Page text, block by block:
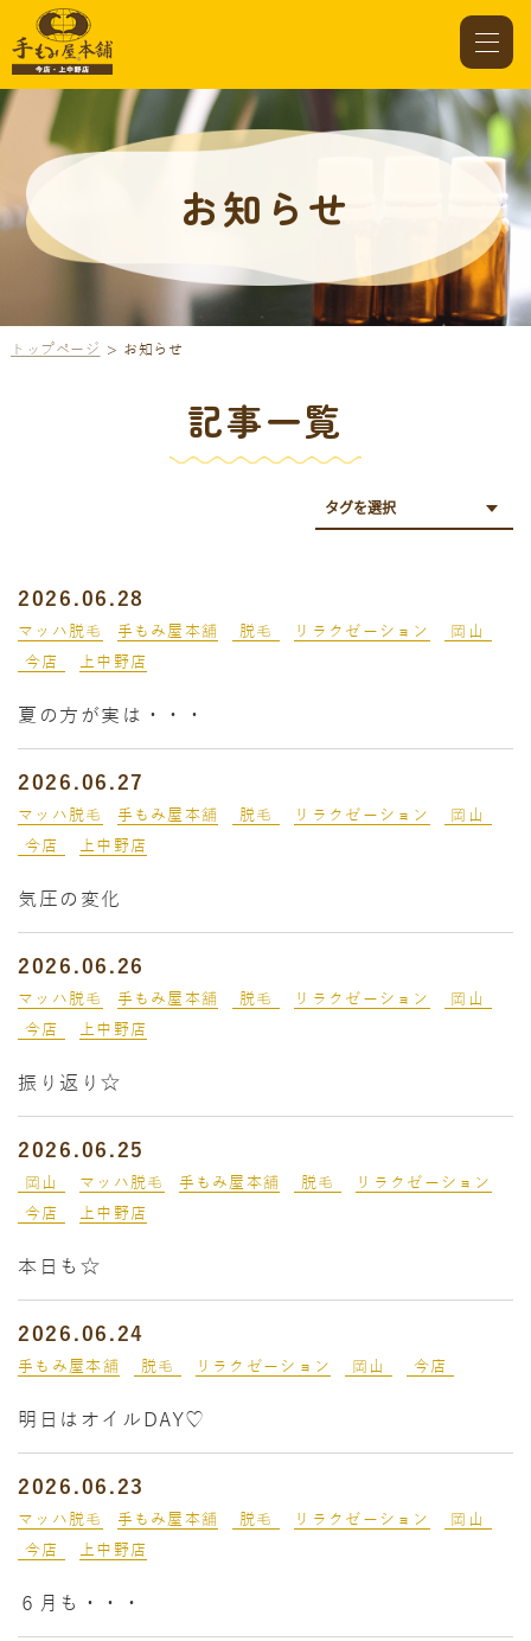
お知らせ
トップページ お知らせ
記事一覧
2026.06.28
マッハ脱毛 手もみ屋本舗 脱毛 リラクゼーション
岡山
今店
上中野店
夏の方が実は・・・
2026.06.27
マッハ脱毛 手もみ屋本舗 脱毛 リラクゼーション
岡山
今店
上中野店
気圧の変化
2026.06.26
マッハ脱毛 手もみ屋本舗 脱毛 リラクゼーション
岡山
今店
上中野店
振り返り☆
2026.06.25
岡山 マッハ脱毛 手もみ屋本舗 脱毛
リラクゼーション
今店
上中野店
本日も☆
2026.06.24
手もみ屋本舗 脱毛 リラクゼーション 岡山 今店
明日はオイルDAY♡
2026.06.23
マッハ脱毛 手もみ屋本舗 脱毛 リラクゼーション
岡山
今店
上中野店
６月も・・・